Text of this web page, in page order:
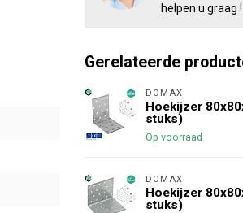
helpen u graag !
Gerelateerde
DOMAX
Hoekijzer
stuks)
Op voorraad
DOMAX
Hoekijzer
stuks)